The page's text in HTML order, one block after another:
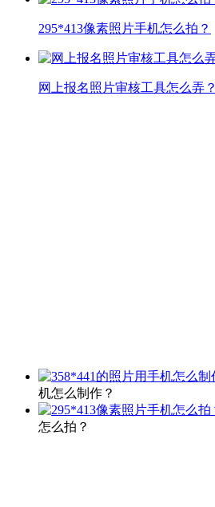
295*413像素照片手机怎么拍？
网上报名照片审核工具怎么弄？
机怎么制作？
怎么拍？